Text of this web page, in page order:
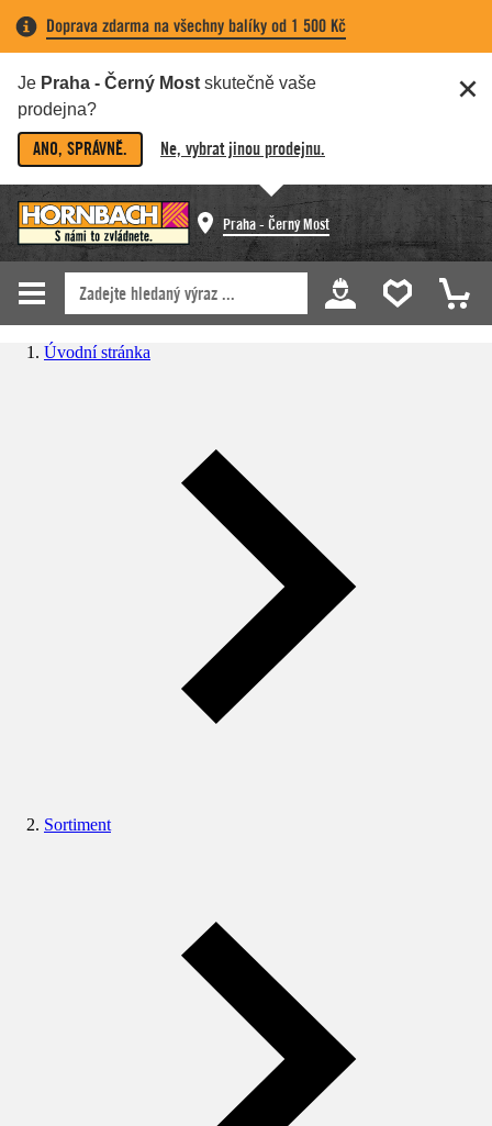
Doprava zdarma na všechny balíky od 1 500 Kč
Je Praha - Černý Most skutečně vaše
prodejna?
ANO, SPRÁVNĚ. Ne, vybrat jinou prodejnu.
Praha - Černý Most
Úvodní stránka
Sortiment